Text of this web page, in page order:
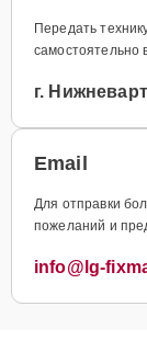
Передать
самостоятельно
г.
Email
Для отправки
пожеланий и
info@lg-